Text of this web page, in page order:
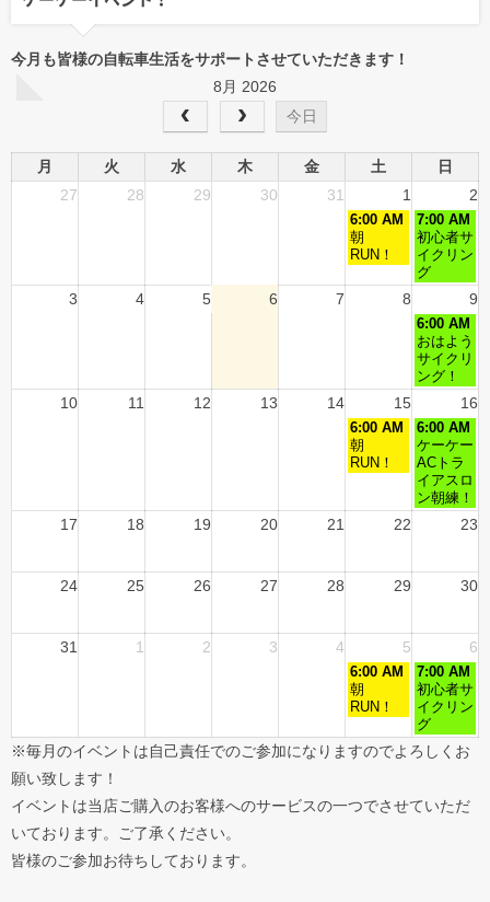
今月も皆様の自転車生活をサポートさせていただきます！
8月 2026
今日
月 火 水 木 金 土
日
27
28 29 30 31 1 2
6:00 AM
朝
RUN！
7:00 AM
初心者サ
イクリン
グ
3 4 5 6 7 8 9
6:00 AM
おはよう
サイクリ
ング！
10 11 12 13 14 15 16
6:00 AM
朝
RUN！
6:00 AM
ケーケー
ACトラ
イアスロ
ン朝練！
17 18 19 20 21 22 23
24 25 26 27 28 29 30
31 1 2 3 4 5 6
6:00 AM
朝
RUN！
7:00 AM
初心者サ
イクリン
グ
※毎月のイベントは自己責任でのご参加になりますのでよろしくお
願い致します！
イベントは当店ご購入のお客様へのサービスの一つでさせていただ
いております。ご了承ください。
皆様のご参加お待ちしております。